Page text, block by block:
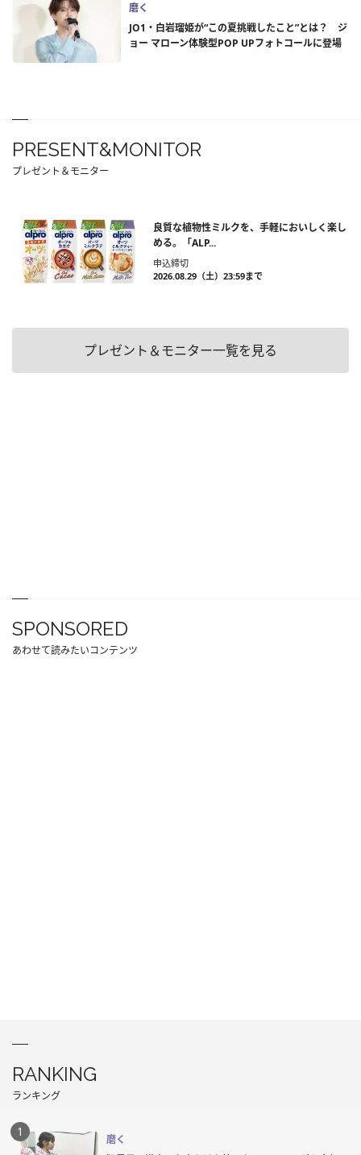
磨く
JO1・白岩瑠姫が“この夏挑戦したこと”とは？ ジ
ョー マローン体験型POP UPフォトコールに登場
PRESENT&MONITOR
プレゼント＆モニター
良質な植物性ミルクを、手軽においしく楽し
める。「ALP...
申込締切
2026.08.29（土）23:59まで
プレゼント＆モニター一覧を見る
SPONSORED
あわせて読みたいコンテンツ
RANKING
ランキング
磨く